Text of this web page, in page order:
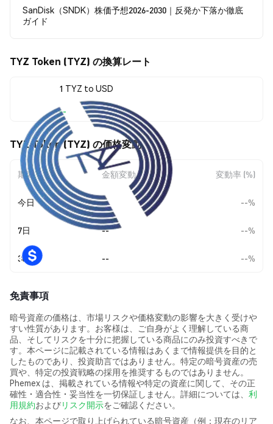
SanDisk（SNDK）株価予想2026-2030｜反発か下落か徹底
ガイド
TYZ Token (TYZ) の換算レート
1 TYZ to USD
--
TYZ Token (TYZ) の価格変動
期間 金額変動 変動率 (%)
今日 -- --%
7日 -- --%
30日 -- --%
免責事項
暗号資産の価格は、市場リスクや価格変動の影響を大きく受けや
すい性質があります。お客様は、ご自身がよく理解している商
品、そしてリスクを十分に把握している商品にのみ投資すべきで
す。本ページに記載されている情報はあくまで情報提供を目的と
したものであり、投資助言ではありません。特定の暗号資産の売
買や、特定の投資戦略の採用を推奨するものではありません。
Phemex は、掲載されている情報や特定の資産に関して、その正
確性・適合性・妥当性を一切保証しません。詳細については、 利
用規約およびリスク開示をご確認ください。
なお、本ページで取り上げられている暗号資産（例：現在のリア